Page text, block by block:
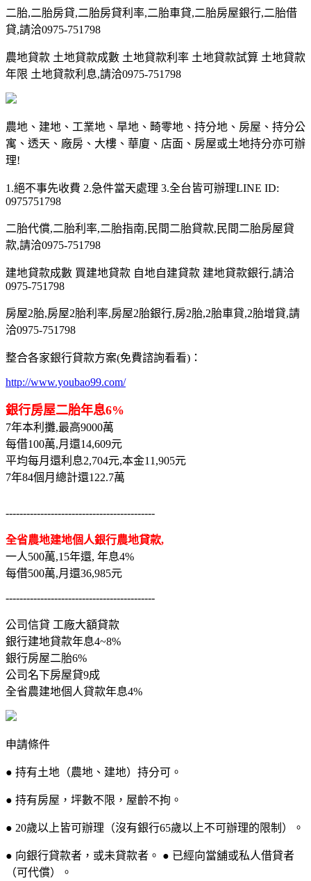
二胎,二胎房貸,二胎房貸利率,二胎車貸,二胎房屋銀行,二胎借
貸,請洽0975-751798
農地貸款 土地貸款成數 土地貸款利率 土地貸款試算 土地貸款
年限 土地貸款利息,請洽0975-751798
農地、建地、工業地、旱地、畸零地、持分地、房屋、持分公
寓、透天、廠房、大樓、華廈、店面、房屋或土地持分亦可辦
理!
1.絕不事先收費 2.急件當天處理 3.全台皆可辦理LINE ID:
0975751798
二胎代償,二胎利率,二胎指南,民間二胎貸款,民間二胎房屋貸
款,請洽0975-751798
建地貸款成數 買建地貸款 自地自建貸款 建地貸款銀行,請洽
0975-751798
房屋2胎,房屋2胎利率,房屋2胎銀行,房2胎,2胎車貸,2胎增貸,請
洽0975-751798
整合各家銀行貸款方案(免費諮詢看看)：
http://www.youbao99.com/
銀行房屋二胎年息6%
7年本利攤,最高9000萬
每借100萬,月還14,609元
平均每月還利息2,704元,本金11,905元
7年84個月總計還122.7萬
-------------------------------------------
全省農地建地個人銀行農地貸款,
一人500萬,15年還, 年息4%
每借500萬,月還36,985元
-------------------------------------------
公司信貸 工廠大額貸款
銀行建地貸款年息4~8%
銀行房屋二胎6%
公司名下房屋貸9成
全省農建地個人貸款年息4%
申請條件
● 持有土地（農地、建地）持分可。
● 持有房屋，坪數不限，屋齡不拘。
● 20歲以上皆可辦理（沒有銀行65歲以上不可辦理的限制）。
● 向銀行貸款者，或未貸款者。 ● 已經向當舖或私人借貸者
（可代償）。